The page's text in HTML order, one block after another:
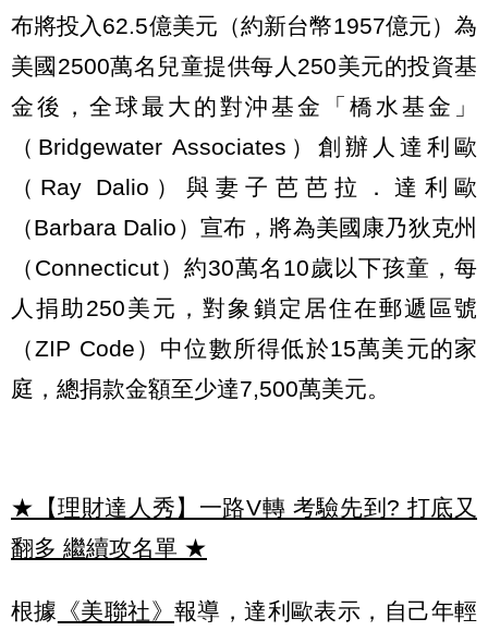
布將投入62.5億美元（約新台幣1957億元）為
美國2500萬名兒童提供每人250美元的投資基
金後，全球最大的對沖基金「橋水基金」
（Bridgewater Associates）創辦人達利歐
（Ray Dalio）與妻子芭芭拉．達利歐
（Barbara Dalio）宣布，將為美國康乃狄克州
（Connecticut）約30萬名10歲以下孩童，每
人捐助250美元，對象鎖定居住在郵遞區號
（ZIP Code）中位數所得低於15萬美元的家
庭，總捐款金額至少達7,500萬美元。
★【理財達人秀】一路V轉 考驗先到? 打底又
翻多 繼續攻名單 ★
根據 《美聯社》 報導，達利歐表示，自己年輕